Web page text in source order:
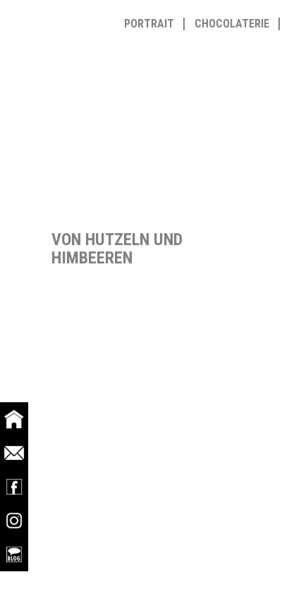
PORTRAIT CHOCOLATERIE
VON HUTZELN UND
HIMBEEREN